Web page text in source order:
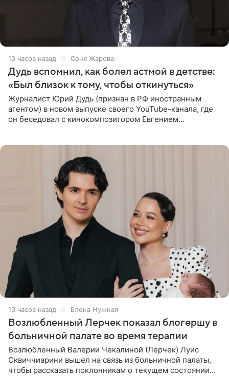
13 часов назад Соня Жарова
Дудь вспомнил, как болел астмой в детстве:
«Был близок к тому, чтобы откинуться»
Журналист Юрий Дудь (признан в РФ иностранным
агентом) в новом выпуске своего YouTube-канала, где
он беседовал с кинокомпозитором Евгением
13 часов назад Елена Нужная
Возлюбленный Лерчек показал блогершу в
больничной палате во время терапии
Возлюбленный Валерии Чекалиной (Лерчек) Луис
Сквиччиарини вышел на связь из больничной палаты,
чтобы рассказать поклонникам о текущем состоянии